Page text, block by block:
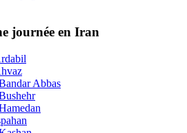
journée en Iran
Abbas